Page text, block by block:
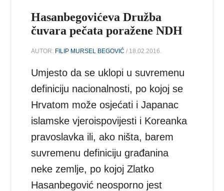
Hasanbegovićeva Družba
čuvara pečata poražene NDH
AUTOR: FILIP MURSEL BEGOVIĆ / 18.02.2016.
Umjesto da se uklopi u suvremenu
definiciju nacionalnosti, po kojoj se
Hrvatom može osjećati i Japanac
islamske vjeroispovijesti i Koreanka
pravoslavka ili, ako ništa, barem
suvremenu definiciju građanina
neke zemlje, po kojoj Zlatko
Hasanbegović neosporno jest